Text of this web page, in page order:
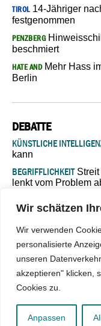
Wir schätzen
Wir verwenden
personalisierte
unseren
akzeptieren" klicken,
Cookies zu.
Anpassen
TIROL14-Jähriger
festgenommen
PENZBERG
beschmiert
HATE ANDMehr Hass
Berlin
DEBATTE
KÜNSTLICHE
kann
BEGRIFFLICHKEITStreit
lenkt vom Problem
Verantwortung
ISLAMISCHE FAKULTÄT
die deutsche
GASTBEITRAGWarum
Soziologie braucht
Kontakt|Impressum